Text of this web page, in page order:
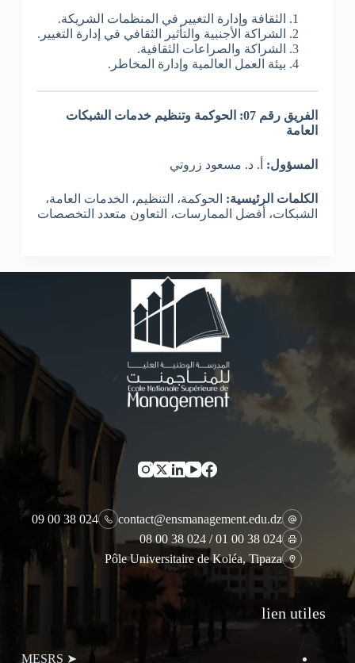
الثقافة وإدارة التغيير في المنظمات الشريكة.
الشراكة الأجنبية والتأثير الثقافي في إدارة التغيير.
الشراكة والصراعات الثقافية.
بيئة العمل العالمية وإدارة المخاطر.
الفريق رقم 07: الحوكمة وتنظيم خدمات الشبكات
العامة
المسؤول: أ. د. مسعود زروتي
الكلمات الرئيسية: الحوكمة، التنظيم، الخدمات العامة،
الشبكات، أفضل الممارسات، التعاون متعدد التخصصات
contact@ensmanagement.edu.dz
024 38 00 09
024 38 00 01 / 024 38 00 08
Pôle Universitaire de Koléa, Tipaza
lien utiles
➤ MESRS